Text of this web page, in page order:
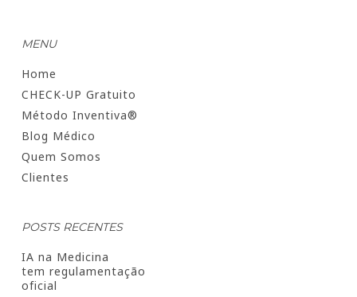
MENU
Home
CHECK-UP Gratuito
Método Inventiva®
Blog Médico
Quem Somos
Clientes
POSTS RECENTES
IA na Medicina
tem regulamentação
oficial